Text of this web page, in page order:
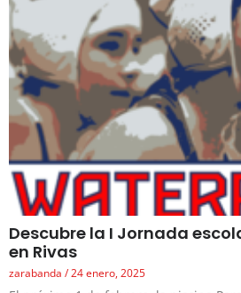
Descubre la I Jornada
en Rivas
zarabanda 24 enero, 2025